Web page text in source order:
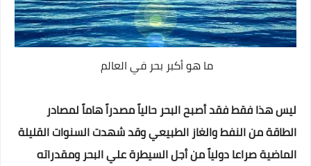
ما هو أكبر بحر في العالم
ليس هذا فقط فقد أصبح البحر حالياً مصدراً هاماً لمصادر
الطاقة من النفط والغاز الطبيعي وقد شهدت السنوات القليلة
الماضية صراعا دولياً من أجل السيطرة علي البحر ومقدراته